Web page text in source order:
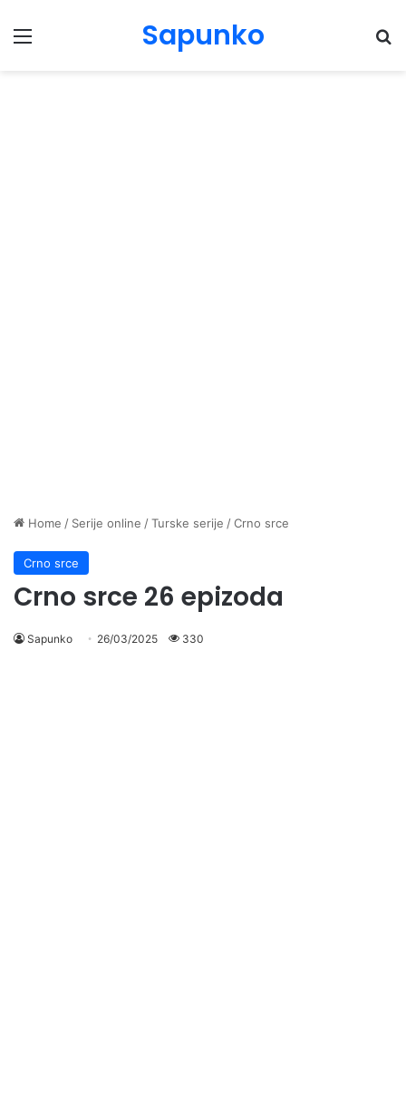
Menu Sapunko
Home / Serije online /Turske serije /Crno srce
Crno srce
Crno srce 26 epizoda
Sapunko 26/03/2025 330